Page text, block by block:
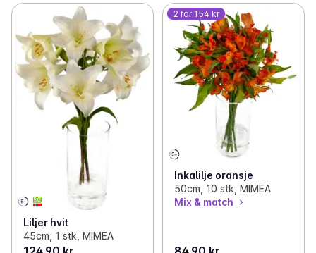
Liljer hvit
45cm, 1 stk, MIMEA
2 for 154 kr
Inkalilje oransje
50cm, 10 stk, MIMEA
Mix & match